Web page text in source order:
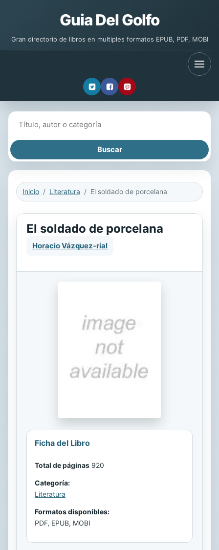
Guia Del Golfo
Gran directorio de libros en multiples formatos EPUB, PDF, MOBI
Inicio Literatura El soldado de porcelana
El soldado de porcelana
Horacio Vázquez-rial
Ficha del Libro
Total de páginas 920
Categoría:
Literatura
Formatos disponibles:
PDF, EPUB, MOBI